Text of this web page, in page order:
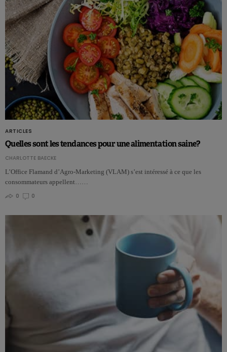
ARTICLES
Quelles sont les tendances pour une alimentation saine?
CHARLOTTE BAECKE
L’Office Flamand d’Agro-Marketing (VLAM) s’est intéressé à ce que les
consommateurs appellent……
0
0